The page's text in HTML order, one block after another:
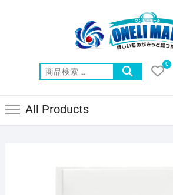
索
0
All Products